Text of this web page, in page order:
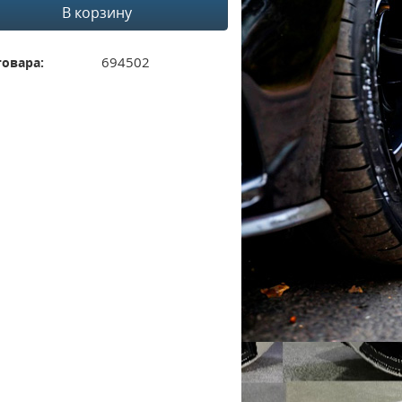
В корзину
694502